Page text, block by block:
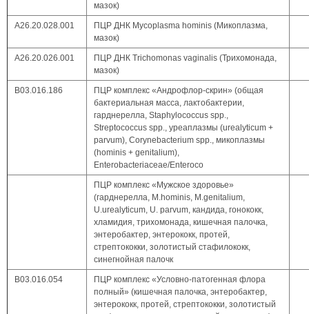
мазок)
A26.20.028.001
ПЦР ДНК Mycoplasma hominis (Микоплазма,
мазок)
A26.20.026.001
ПЦР ДНК Trichomonas vaginalis (Трихомонада,
мазок)
В03.016.186
ПЦР комплекс «Андрофлор-скрин» (общая
бактериальная масса, лактобактерии,
гарднерелла, Staphylococcus spp.,
Streptococcus spp., уреаплазмы (urealyticum +
parvum), Corynebacterium spp., микоплазмы
(hominis + genitalium),
Enterobacteriaceae/Enteroco
ПЦР комплекс «Мужское здоровье»
(гарднерелла, М.hominis, М.genitalium,
U.urealyticum, U. parvum, кандида, гонококк,
хламидия, трихомонада, кишечная палочка,
энтеробактер, энтерококк, протей,
стрептококки, золотистый стафилококк,
синегнойная палочк
В03.016.054
ПЦР комплекс «Условно-патогенная флора
полный» (кишечная палочка, энтеробактер,
энтерококк, протей, стрептококки, золотистый